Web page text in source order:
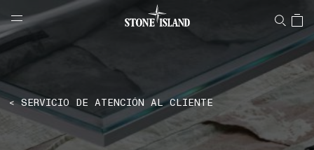
NAVIGATION.ARIA.GOTOMAINCONTENT
LABEL.SHOPPINGCOUNTRY ESPAÑA
< SERVICIO DE ATENCIÓN AL CLIENTE